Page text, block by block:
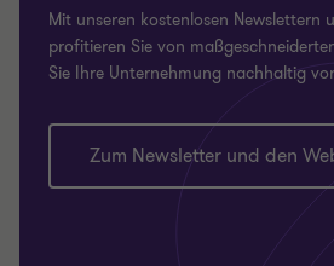
Mit unseren kostenlosen Newslettern
profitieren Sie von
Sie Ihre Unternehmung nachhaltig
Zum Newsletter und den